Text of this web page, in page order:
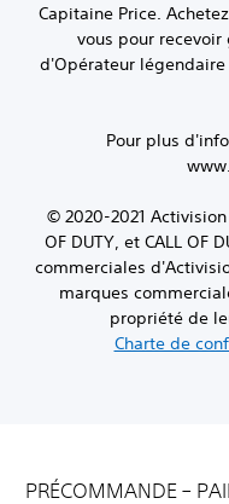
Capitaine Price.
vous pour
d'Opérateur
Pour plus
© 2020-2021 Activision
OF DUTY, et CALL OF
commerciales
marques
propriété de
Charte de
PRÉCOMMANDE –